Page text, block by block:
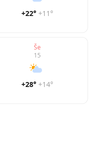
+22° +11 °
Še
15
+28° +14°